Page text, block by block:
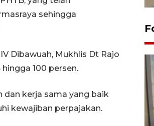
sehingga
Dibawuah, Mukhlis Dt Rajo
100 persen.
kerja sama yang baik
kewajiban perpajakan.